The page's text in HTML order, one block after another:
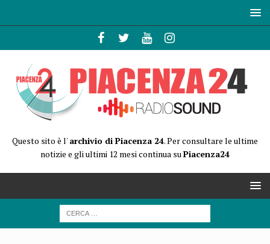
Questo sito è l'archivio di Piacenza 24. Per consultare le ultime
notizie e gli ultimi 12 mesi continua suPiacenza24